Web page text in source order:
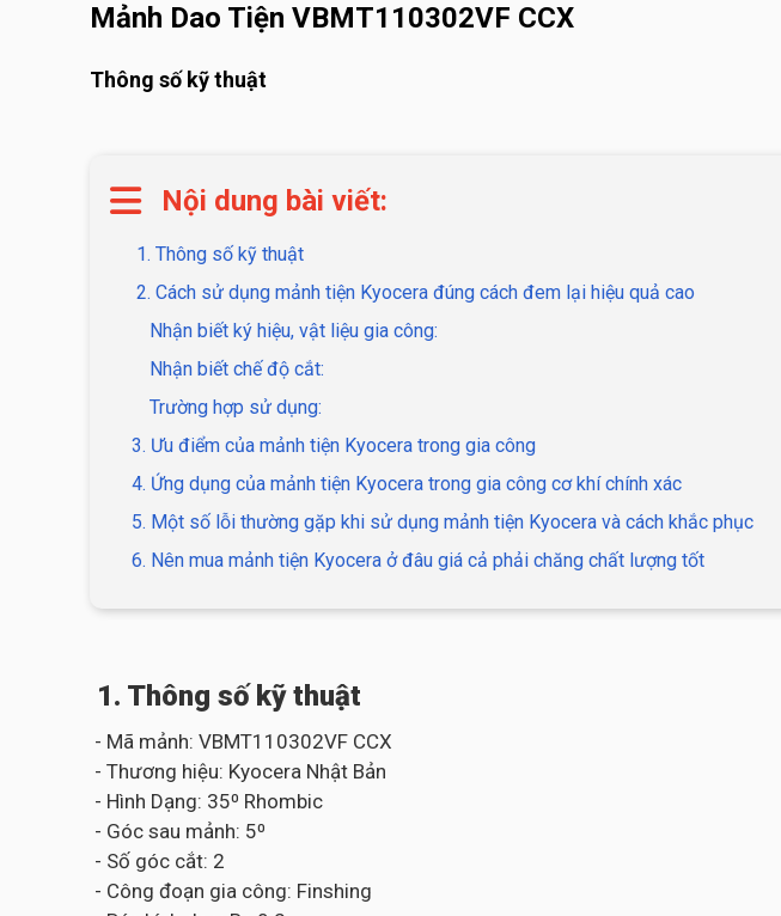
Mảnh Dao Tiện VBMT110302VF CCX
Thông số kỹ thuật
Nội dung bài viết:
1. Thông số kỹ thuật
2. Cách sử dụng mảnh tiện Kyocera đúng cách đem lại hiệu quả cao
Nhận biết ký hiệu, vật liệu gia công:
Nhận biết chế độ cắt:
Trường hợp sử dụng:
3. Ưu điểm của mảnh tiện Kyocera trong gia công
4. Ứng dụng của mảnh tiện Kyocera trong gia công cơ khí chính xác
5. Một số lỗi thường gặp khi sử dụng mảnh tiện Kyocera và cách khắc phục
6. Nên mua mảnh tiện Kyocera ở đâu giá cả phải chăng chất lượng tốt
1. Thông số kỹ thuật
- Mã mảnh: VBMT110302VF CCX
- Thương hiệu: Kyocera Nhật Bản
- Hình Dạng: 35⁰ Rhombic
- Góc sau mảnh: 5⁰
- Số góc cắt: 2
- Công đoạn gia công: Finshing